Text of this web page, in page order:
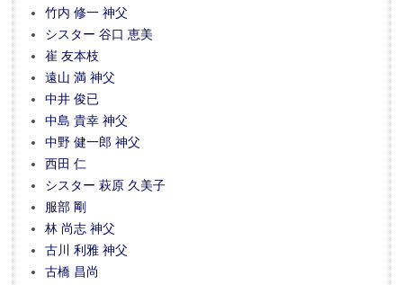
竹内 修一 神父
シスター 谷口 恵美
崔 友本枝
遠山 満 神父
中井 俊已
中島 貴幸 神父
中野 健一郎 神父
西田 仁
シスター 萩原 久美子
服部 剛
林 尚志 神父
古川 利雅 神父
古橋 昌尚